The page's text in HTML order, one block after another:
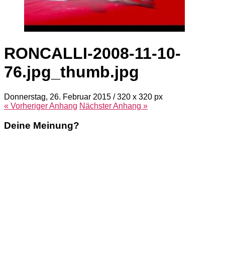
RONCALLI-2008-11-10-
76.jpg_thumb.jpg
Donnerstag, 26. Februar 2015 /320 x 320 px
« VorherigerAnhang NächsterAnhang »
Deine Meinung?